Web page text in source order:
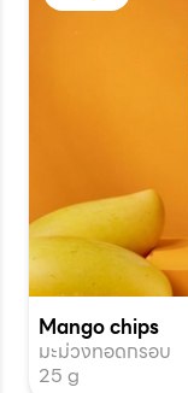
Mango chips
มะม่วงทอดกรอบ
25 g